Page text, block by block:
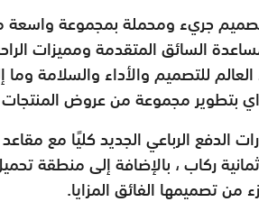
جريء ومحملة بمجموعة واسعة
السائق المتقدمة ومميزات
للتصميم والأداء والسلامة
بتطوير مجموعة من عروض المنتجات
الدفع الرباعي الجديد كليًا مع
ركاب ، بالإضافة إلى منطقة
من تصميمها الفائق المزايا.